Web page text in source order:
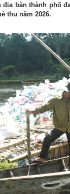
bàn thành phố
thu năm 2026.